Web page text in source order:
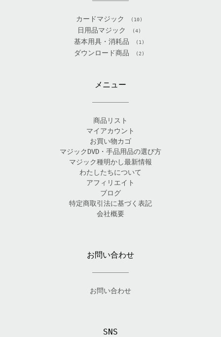
カードマジック (10)
日用品マジック (4)
基本用具・消耗品 (1)
ダウンロード商品 (2)
メニュー
商品リスト
マイアカウント
お買い物カゴ
マジックDVD・手品用品の選び方
マジック種明かし最新情報
わたしたちについて
アフィリエイト
ブログ
特定商取引法に基づく表記
会社概要
お問い合わせ
お問い合わせ
SNS